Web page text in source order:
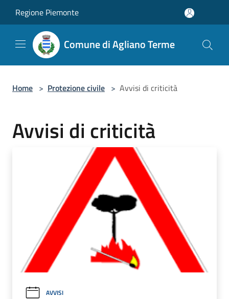
Regione Piemonte
Comune di Agliano Terme
Home > Protezione civile > Avvisi di criticità
Avvisi di criticità
AVVISI